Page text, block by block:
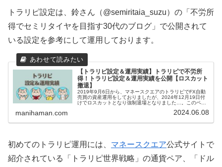
トラリピ設定は、鈴さん（@semiritaia_suzu）の「不労所
得でセミリタイヤを目指す30代のブログ」で公開されて
いる設定を参考にして運用しております。
【トラリピ設定＆運用実績】トラリピで不労所
得！トラリピ設定＆運用実績を公開【ロスカット
撤退】
2019年9月6日から、マネースクエアのトラリピでFX自動
売買の資産運用をしておりましたが、2024年12月19日付
けでロスカットとなり強制退場となりました…。このペー
manihaman.com 2024.06.08
初めてのトラリピ運用には、 マネースクエア公式サイトで
紹介されている「トラリピ世界戦略」の通貨ペア、「ドル